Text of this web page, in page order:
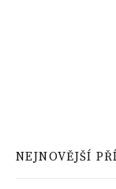
NEJNOVĚJŠÍ